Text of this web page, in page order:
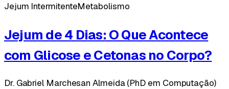
Jejum IntermitenteMetabolismo
Jejum de 4 Dias: O Que Acontece
com Glicose e Cetonas no Corpo?
Dr. Gabriel Marchesan Almeida (PhD em Computação)